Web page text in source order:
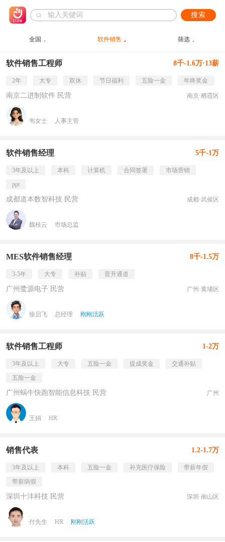
搜索
全国 软件销售 筛选
软件销售工程师 8千-1.6万·13薪
2年 大专 双休 节日福利 五险一金 年终奖金
南京二进制软件 民营 南京·栖霞区
韦女士 人事主管
软件销售经理 5千-1万
3年及以上 本科 计算机 合同签署
市场营销
ppt
成都道本数智科技 民营 成都·武侯区
魏桂云 市场总监
MES软件销售经理 8千-1.5万
3-5年 大专 补贴 晋升通道
广州鹭源电子 民营 广州·黄埔区
徐启飞 总经理 刚刚活跃
软件销售工程师 1-2万
3年及以上 大专 五险一金 提成奖金
交通补贴
五险一金
广州蜗牛快跑智能信息科技 民营 广州
王娟 HR
销售代表 1.2-1.7万
3年及以上 本科 五险一金 补充医疗保险
带薪年假
带薪病假
深圳十沣科技 民营 深圳·南山区
付先生 HR 刚刚活跃